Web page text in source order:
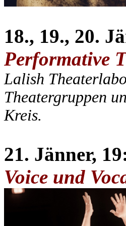
18., 19., 20.
Performative
Lalish
Theatergruppen
Kreis.
21. Jänner,
Voice und